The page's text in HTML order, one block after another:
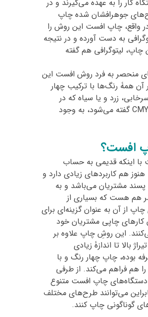
کار را به عهده می‌گیرند و در
جوهرافشان شده چاپ
واقع، چاپ افست این روش را
به دست آورده و در نتیجه
چاپ، لیتوگرافی هم گفته
منحصر به فرد روش افست این
همۀ رنگ‌ها با ترکیب چهار
زرد و یا سیاه که در
اصطلاح CMYK گفته می‌شود، به وجود
افست؟
اینکه قدیمی به حساب
هنوز هم کاربردهای زیادی دارد و
پسند مشتریان می‌باشد و به
هم هست که بسیاری از
از آن به عنوان گزینه‌ای برای
کارهای چاپی مشتریان خود
این روشِ چاپ علاوه بر
بالا تا اندازۀ زیادی
بوده، چاپ چهار رنگ و با
را هم فراهم می‌کند. از طرفی
چاپ افست متنوع
می‌توانند طرح‌های مختلف
گوناگونی چاپ کنند.